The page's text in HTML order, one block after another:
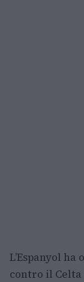
L’Espanyol
contro il Celta